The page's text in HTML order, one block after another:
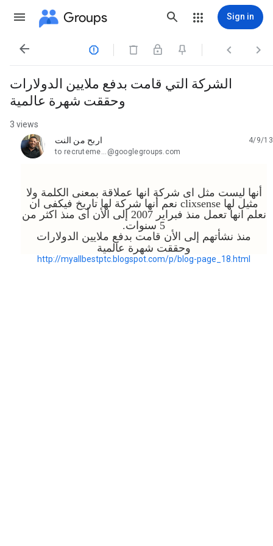
Groups Sign in
   
الشركة التي قامت بدفع ملايين الدولارات
وحققت شهرة عالمية
3 views
اربح من النت
unread,
4/9/13
to recruteme...@googlegroups.com
أنها ليست مثل اى شركة انها عملاقة بمعنى الكلمة ولا
مثيل لها clixsense نعم أنها شركة لها تاريخ فيكفى ان
نعلم انها تعمل منذ فبراير 2007 إلى الأن أى منذ اكثر من
5 سنوات.
منذ نشأتهم إلى الأن قامت بدفع ملايين الدولارات
وحققت شهرة عالمية
http://myallbestptc.blogspot.com/p/blog-page_18.html